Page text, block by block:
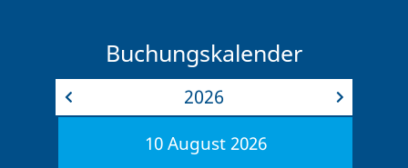
Buchungskalender
2026
10 August 2026